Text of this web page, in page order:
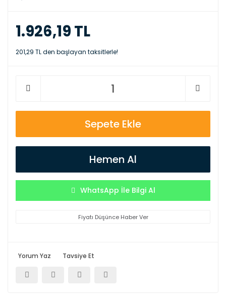
1.926,19 TL
201,29 TL den başlayan taksitlerle!
Sepete Ekle
Hemen Al
WhatsApp İle Bilgi Al
Fiyatı Düşünce Haber Ver
Yorum Yaz Tavsiye Et